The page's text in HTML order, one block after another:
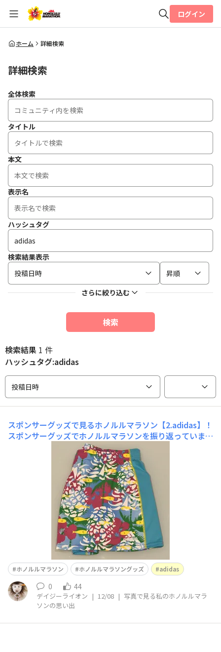
全体検索
ログイン
ホーム 詳細検索
詳細検索
全体検索
タイトル
本文
表示名
ハッシュタグ
検索結果表示
投稿日時
昇順
さらに絞り込む
検索
検索結果 1 件
ハッシュタグ:adidas
投稿日時
スポンサーグッズで見るホノルルマラソン【2.adidas】！
スポンサーグッズでホノルルマラソンを振り返っていま
す。 ２つめはadidas！ずっとホノルルマラソンのスポン
サーだったNIKEが2009年までで終了し2010年はノーブラ
ンド。その後2011年からadidasになりました。 adidasの
デザインもとても可愛かったです。しばらくの
ホノルルマラソン ホノルルマラソングッズ adidas
0 44
デイジーライオン | 12/08 | 写真で見る私のホノルルマラ
ソンの思い出